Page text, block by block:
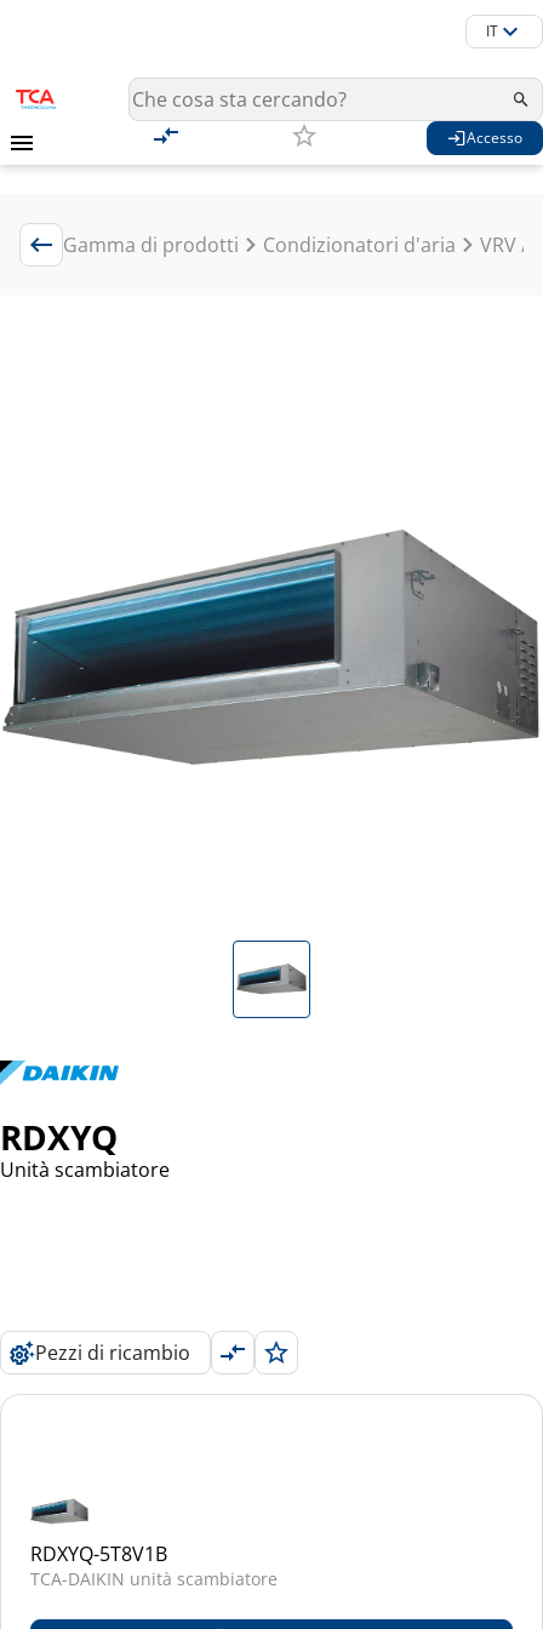
IT
Accesso
Gamma di prodotti Condizionatori d'aria VRV /
RDXYQ
Unità scambiatore
Pezzi di ricambio
RDXYQ-5T8V1B
TCA-DAIKIN unità scambiatore